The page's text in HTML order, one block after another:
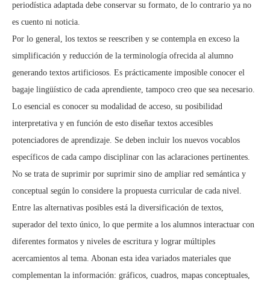
periodística adaptada debe conservar su formato, de lo contrario ya no
es cuento ni noticia.
Por lo general, los textos se reescriben y se contempla en exceso la
simplificación y reducción de la terminología ofrecida al alumno
generando textos artificiosos. Es prácticamente imposible conocer el
bagaje lingüístico de cada aprendiente, tampoco creo que sea necesario.
Lo esencial es conocer su modalidad de acceso, su posibilidad
interpretativa y en función de esto diseñar textos accesibles
potenciadores de aprendizaje. Se deben incluir los nuevos vocablos
específicos de cada campo disciplinar con las aclaraciones pertinentes.
No se trata de suprimir por suprimir sino de ampliar red semántica y
conceptual según lo considere la propuesta curricular de cada nivel.
Entre las alternativas posibles está la diversificación de textos,
superador del texto único, lo que permite a los alumnos interactuar con
diferentes formatos y niveles de escritura y lograr múltiples
acercamientos al tema. Abonan esta idea variados materiales que
complementan la información: gráficos, cuadros, mapas conceptuales,